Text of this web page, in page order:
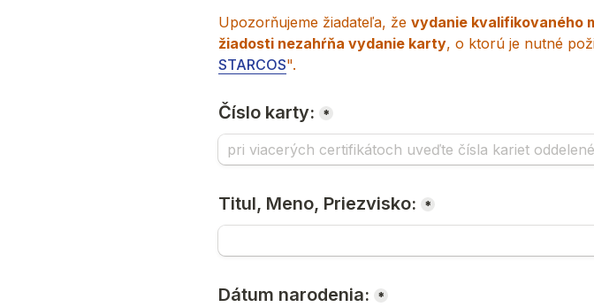
Upozorňujeme žiadateľa, že vydanie kvalifikovaného
žiadosti nezahŕňa vydanie karty, o ktorú je nutné
STARCOS".
Číslo karty: *
Titul, Meno, Priezvisko: *
Dátum narodenia: *